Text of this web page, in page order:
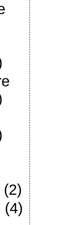
(2)
(4)